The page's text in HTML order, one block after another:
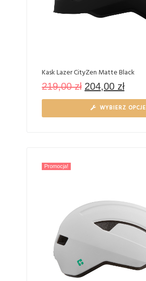
Kask Lazer CityZen Matte Black
219,00zł 204,00 zł
WYBIERZ OPCJE
Promocja!